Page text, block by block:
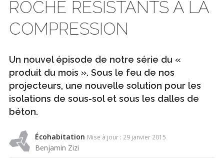
ROCHE RÉSISTANTS À LA
COMPRESSION
Un nouvel épisode de notre série du «
produit du mois ». Sous le feu de nos
projecteurs, une nouvelle solution pour les
isolations de sous-sol et sous les dalles de
béton.
Écohabitation Mise à jour : 29 janvier 2015
Benjamin Zizi